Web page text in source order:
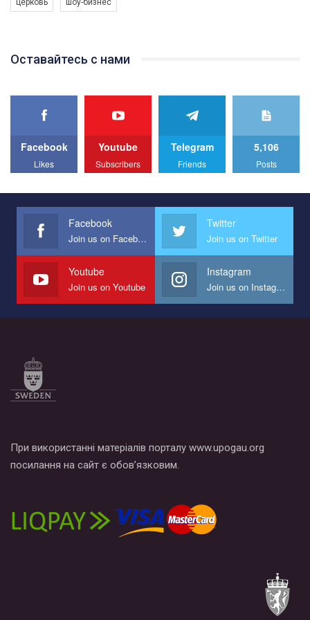
Якщо ти хочеш підтримати нас - просто натисни "лайк" під
best video, representing programme for the development of
We appeal to your support and ask to help us implement our plan
All you have to do is to press "Like" below the video.
Эмоционально сильный ролик от команды "Гей-альянс
представляющий программу развития организации.
Мы просим вас поддержать нас и помочь нам реализовать
наш план по борьбе с насилием и дискриминацией на почве
СОГИ в Украине.
Все, что вам нужно сделать - это зайти на наш канал YouTube
по этой ссылке и поставить лайк под видео.
церковь шоу-бизнес
Оставайтесь с нами
Facebook
Likes
Youtube
Subscribers
Telegram
Friends
5,106
Posts
Facebook
Join us on Facebook
Twitter
Join us on Twitter
Youtube
Join us on Youtube
Instagram
Join us on Instagram
При використанні матеріалів порталу www.upogau.org
посилання на сайт є обов’язковим.